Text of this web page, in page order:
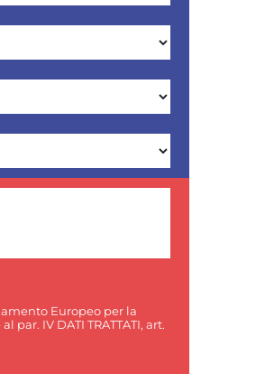
Europeo per la
IV DATI TRATTATI, art.